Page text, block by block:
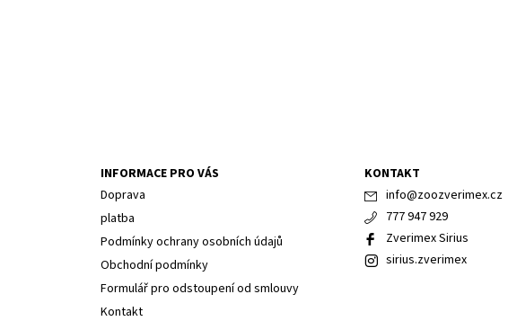
INFORMACE PRO VÁS
Doprava
platba
Podmínky ochrany osobních údajů
Obchodní podmínky
Formulář pro odstoupení od smlouvy
Kontakt
KONTAKT
info@zoozverimex.cz
777 947 929
Zverimex Sirius
sirius.zverimex